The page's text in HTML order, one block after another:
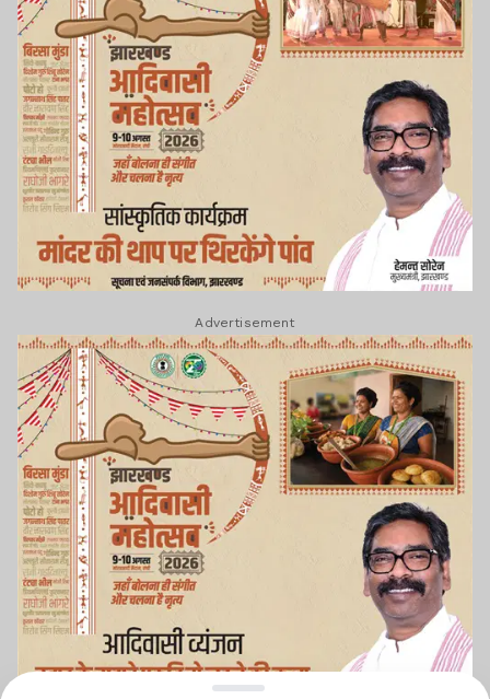
Advertisement